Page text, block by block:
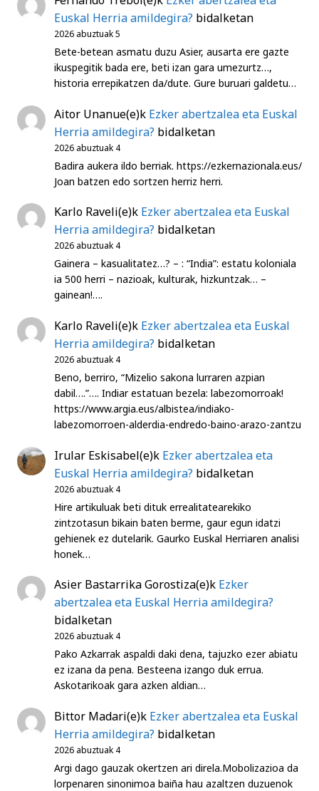
Euskal Herria amildegira? bidalketan
2026 abuztuak 5
Bete-betean asmatu duzu Asier, ausarta ere gazte
ikuspegitik bada ere, beti izan gara umezurtz…,
historia errepikatzen da/dute. Gure buruari galdetu…
Aitor Unanue(e)k Ezker abertzalea eta Euskal
Herria amildegira? bidalketan
2026 abuztuak 4
Badira aukera ildo berriak. https://ezkernazionala.eus/
Joan batzen edo sortzen herriz herri.
Karlo Raveli(e)k Ezker abertzalea eta Euskal
Herria amildegira? bidalketan
2026 abuztuak 4
Gainera – kasualitatez…? – : “India”: estatu koloniala
ia 500 herri – nazioak, kulturak, hizkuntzak… –
gainean!….
Karlo Raveli(e)k Ezker abertzalea eta Euskal
Herria amildegira? bidalketan
2026 abuztuak 4
Beno, berriro, “Mizelio sakona lurraren azpian
dabil….”…. Indiar estatuan bezela: labezomorroak!
https://www.argia.eus/albistea/indiako-
labezomorroen-alderdia-endredo-baino-arazo-zantzu
Irular Eskisabel(e)k Ezker abertzalea eta
Euskal Herria amildegira? bidalketan
2026 abuztuak 4
Hire artikuluak beti dituk errealitatearekiko
zintzotasun bikain baten berme, gaur egun idatzi
gehienek ez dutelarik. Gaurko Euskal Herriaren analisi
honek…
Asier Bastarrika Gorostiza(e)k Ezker
abertzalea eta Euskal Herria amildegira?
bidalketan
2026 abuztuak 4
Pako Azkarrak aspaldi daki dena, tajuzko ezer abiatu
ez izana da pena. Besteena izango duk errua.
Askotarikoak gara azken aldian…
Bittor Madari(e)k Ezker abertzalea eta Euskal
Herria amildegira? bidalketan
2026 abuztuak 4
Argi dago gauzak okertzen ari direla.Mobolizazioa da
lorpenaren sinonimoa baiña hau azaltzen duzuenok